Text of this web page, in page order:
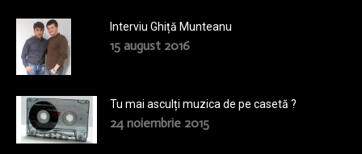
Interviu Ghiță Munteanu
15 august 2016
Tu mai asculți muzica de pe casetă ?
24 noiembrie 2015